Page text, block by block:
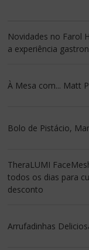
Novidades no Farol
a experiência
À Mesa com... Matt
Bolo de Pistácio,
TheraLUMI
todos os dias para
desconto
Arrufadinhas